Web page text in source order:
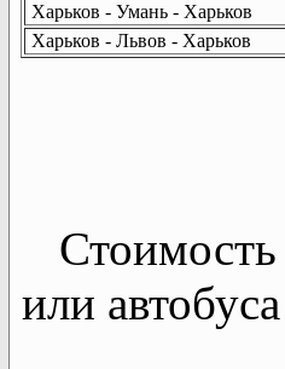
Харьков - Умань - Харьков
Харьков - Львов - Харьков
Стоимость
или